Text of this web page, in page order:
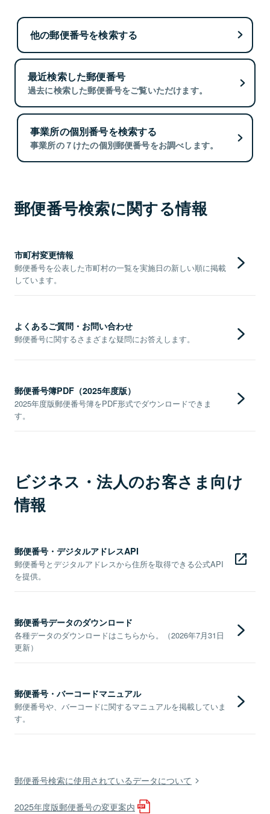
他の郵便番号を検索する
最近検索した郵便番号
過去に検索した郵便番号をご覧いただけます。
事業所の個別番号を検索する
事業所の７けたの個別郵便番号をお調べします。
郵便番号検索に関する情報
市町村変更情報
郵便番号を公表した市町村の一覧を実施日の新しい順に掲載
しています。
よくあるご質問・お問い合わせ
郵便番号に関するさまざまな疑問にお答えします。
郵便番号簿PDF（2025年度版）
2025年度版郵便番号簿をPDF形式でダウンロードできま
す。
ビジネス・法人のお客さま向け
情報
郵便番号・デジタルアドレスAPI
郵便番号とデジタルアドレスから住所を取得できる公式API
を提供。
郵便番号データのダウンロード
各種データのダウンロードはこちらから。（2026年7月31日
更新）
郵便番号・バーコードマニュアル
郵便番号や、バーコードに関するマニュアルを掲載していま
す。
郵便番号検索に使用されているデータについて
2025年度版郵便番号の変更案内